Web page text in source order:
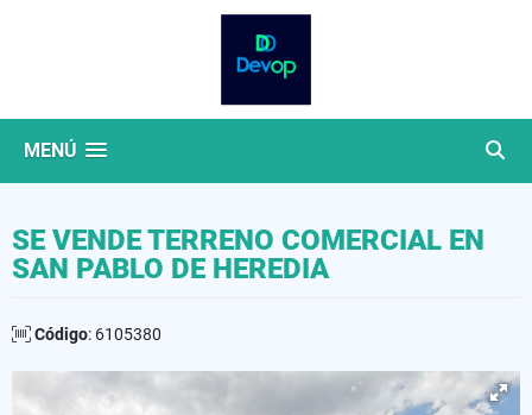
MENÚ
SE VENDE TERRENO COMERCIAL EN
SAN PABLO DE HEREDIA
Código: 6105380